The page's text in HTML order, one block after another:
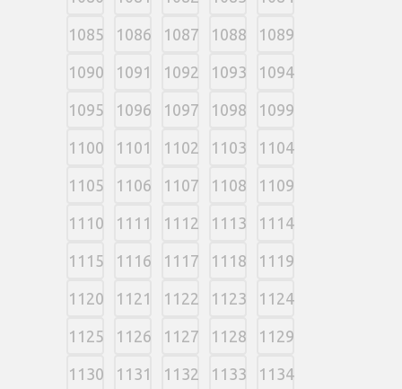
1085 1086 1087 1088 1089
1090 1091 1092 1093 1094
1095 1096 1097 1098 1099
1100 1101 1102 1103 1104
1105 1106 1107 1108 1109
1110 1111 1112 1113 1114
1115 1116 1117 1118 1119
1120 1121 1122 1123 1124
1125 1126 1127 1128 1129
1130 1131 1132 1133 1134